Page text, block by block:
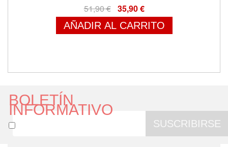
51,90 € 35,90 €
AÑADIR AL CARRITO
BOLETÍN
INFORMATIVO
SUSCRIBIRSE